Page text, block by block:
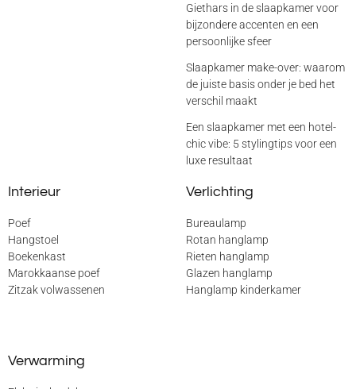
Giethars in de slaapkamer voor
bijzondere accenten en een
persoonlijke sfeer
Slaapkamer make-over: waarom
de juiste basis onder je bed het
verschil maakt
Een slaapkamer met een hotel-
chic vibe: 5 stylingtips voor een
luxe resultaat
Interieur
Poef
Hangstoel
Boekenkast
Marokkaanse poef
Zitzak volwassenen
Verlichting
Bureaulamp
Rotan hanglamp
Rieten hanglamp
Glazen hanglamp
Hanglamp kinderkamer
Verwarming